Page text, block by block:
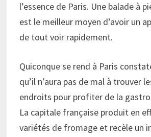
l’essence de Paris. Une balade à
est le meilleur moyen d’avoir un
de tout voir rapidement.
Quiconque se rend à Paris
qu’il n’aura pas de mal à trouver
endroits pour profiter de la
La capitale française produit en
variétés de fromage et recèle un